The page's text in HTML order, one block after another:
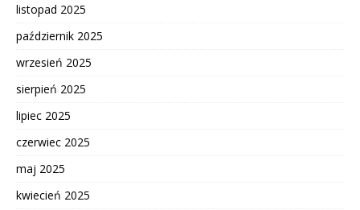
listopad 2025
październik 2025
wrzesień 2025
sierpień 2025
lipiec 2025
czerwiec 2025
maj 2025
kwiecień 2025